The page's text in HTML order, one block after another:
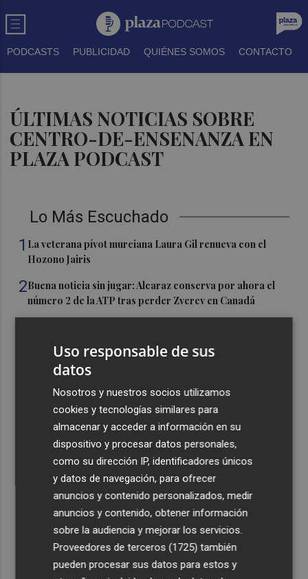
PODCASTS PUBLICIDAD QUIÉNES SOMOS CONTACTO
ÚLTIMAS NOTICIAS SOBRE
CENTRO-DE-ENSENANZA EN
PLAZA PODCAST
Lo Más Escuchado
1 La veterana pívot murciana Laura Gil renueva con el
Hozono Jairis
2Buena noticia sin jugar: Alcaraz conserva por ahora el
número 2 de la ATP tras perder Zverev en Canadá
Los murcianos en el extranjero harán gala de identidad
Exterior
Fallece Andrés Gómez Mora, expresidente de Eurocaja
Recibe toda la actualidad de
Plaza Podcast en tu correo
Uso responsable de sus
datos
Nosotros y nuestros socios utilizamos
cookies y tecnologías similares para
almacenar y acceder a información en su
dispositivo y procesar datos personales,
como su dirección IP, identificadores únicos
y datos de navegación, para ofrecer
anuncios y contenido personalizados, medir
anuncios y contenido, obtener información
sobre la audiencia y mejorar los servicios.
Proveedores de terceros (1725) también
pueden procesar sus datos para estos y